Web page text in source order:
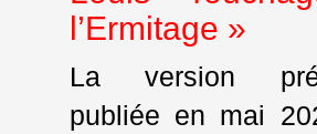
l’Ermitage »
La version
publiée en mai